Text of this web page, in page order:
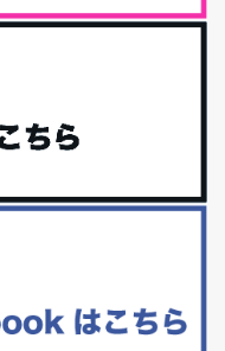
楽天ふるさと納税」の返
５つのこと。
づけばアラフィフ、これ
は海藻！